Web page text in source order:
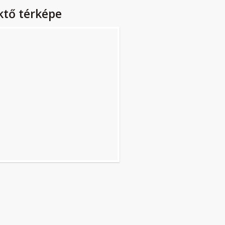
térképe